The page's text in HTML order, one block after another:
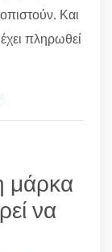
Και
πληρωθεί
μάρκα
να